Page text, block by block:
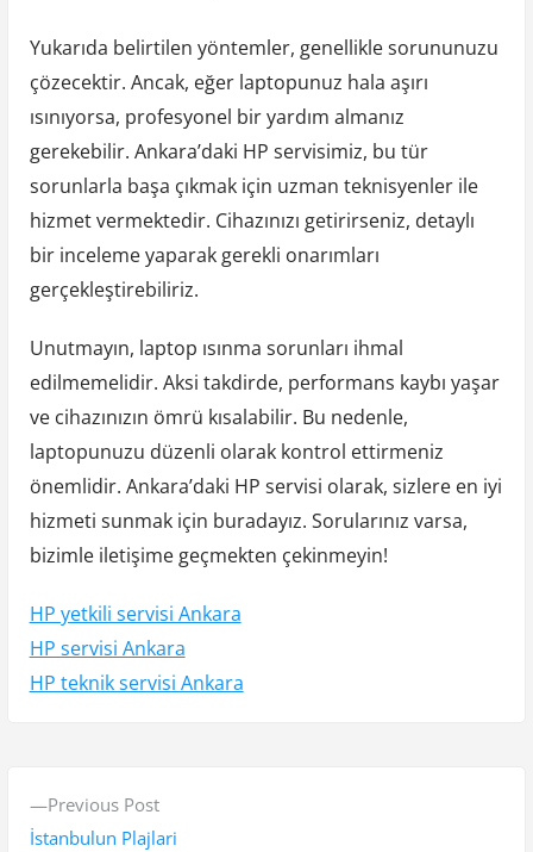
Yukarıda belirtilen yöntemler, genellikle sorununuzu
çözecektir. Ancak, eğer laptopunuz hala aşırı
ısınıyorsa, profesyonel bir yardım almanız
gerekebilir. Ankara’daki HP servisimiz, bu tür
sorunlarla başa çıkmak için uzman teknisyenler ile
hizmet vermektedir. Cihazınızı getirirseniz, detaylı
bir inceleme yaparak gerekli onarımları
gerçekleştirebiliriz.
Unutmayın, laptop ısınma sorunları ihmal
edilmemelidir. Aksi takdirde, performans kaybı yaşar
ve cihazınızın ömrü kısalabilir. Bu nedenle,
laptopunuzu düzenli olarak kontrol ettirmeniz
önemlidir. Ankara’daki HP servisi olarak, sizlere en iyi
hizmeti sunmak için buradayız. Sorularınız varsa,
bizimle iletişime geçmekten çekinmeyin!
HP yetkili servisi Ankara
HP servisi Ankara
HP teknik servisi Ankara
Previous PostP
r
İstanbulun Plajlari